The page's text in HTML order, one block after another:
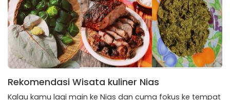
Rekomendasi Wisata kuliner Nias
Kalau kamu lagi main ke Nias dan cuma fokus ke tempat